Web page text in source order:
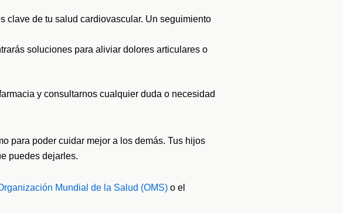
clave de tu salud cardiovascular. Un seguimiento
soluciones para aliviar dolores articulares o
y consultarnos cualquier duda o necesidad
para poder cuidar mejor a los demás. Tus hijos
puedes dejarles.
Mundial de la Salud (OMS) o el